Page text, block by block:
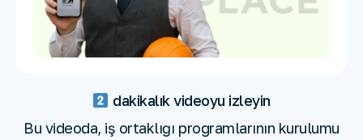
dakikalık videoyu izleyin
Bu videoda, iş ortaklığı programlarının kurulumu